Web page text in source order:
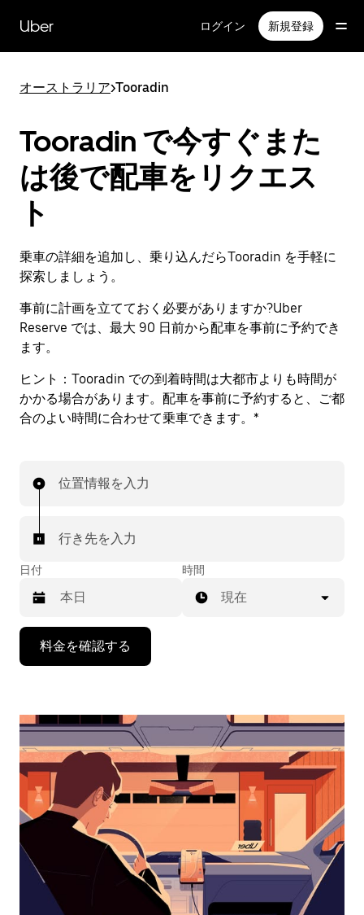
Uber ログイン 新規登録
オーストラリア>Tooradin
Tooradin で今すぐまた
は後で配車をリクエス
ト
乗車の詳細を追加し、乗り込んだらTooradin を手軽に
探索しましょう。
事前に計画を立てておく必要がありますか?Uber
Reserve では、最大 90 日前から配車を事前に予約でき
ます。
ヒント： Tooradin での到着時間は大都市よりも時間が
かかる場合があります。配車を事前に予約すると、ご都
合のよい時間に合わせて乗車できます。*
位置情報を入力
行き先を入力
日付
で
ン
ダ
ー
を
操
作
し、
時間
現在
料金を確認する